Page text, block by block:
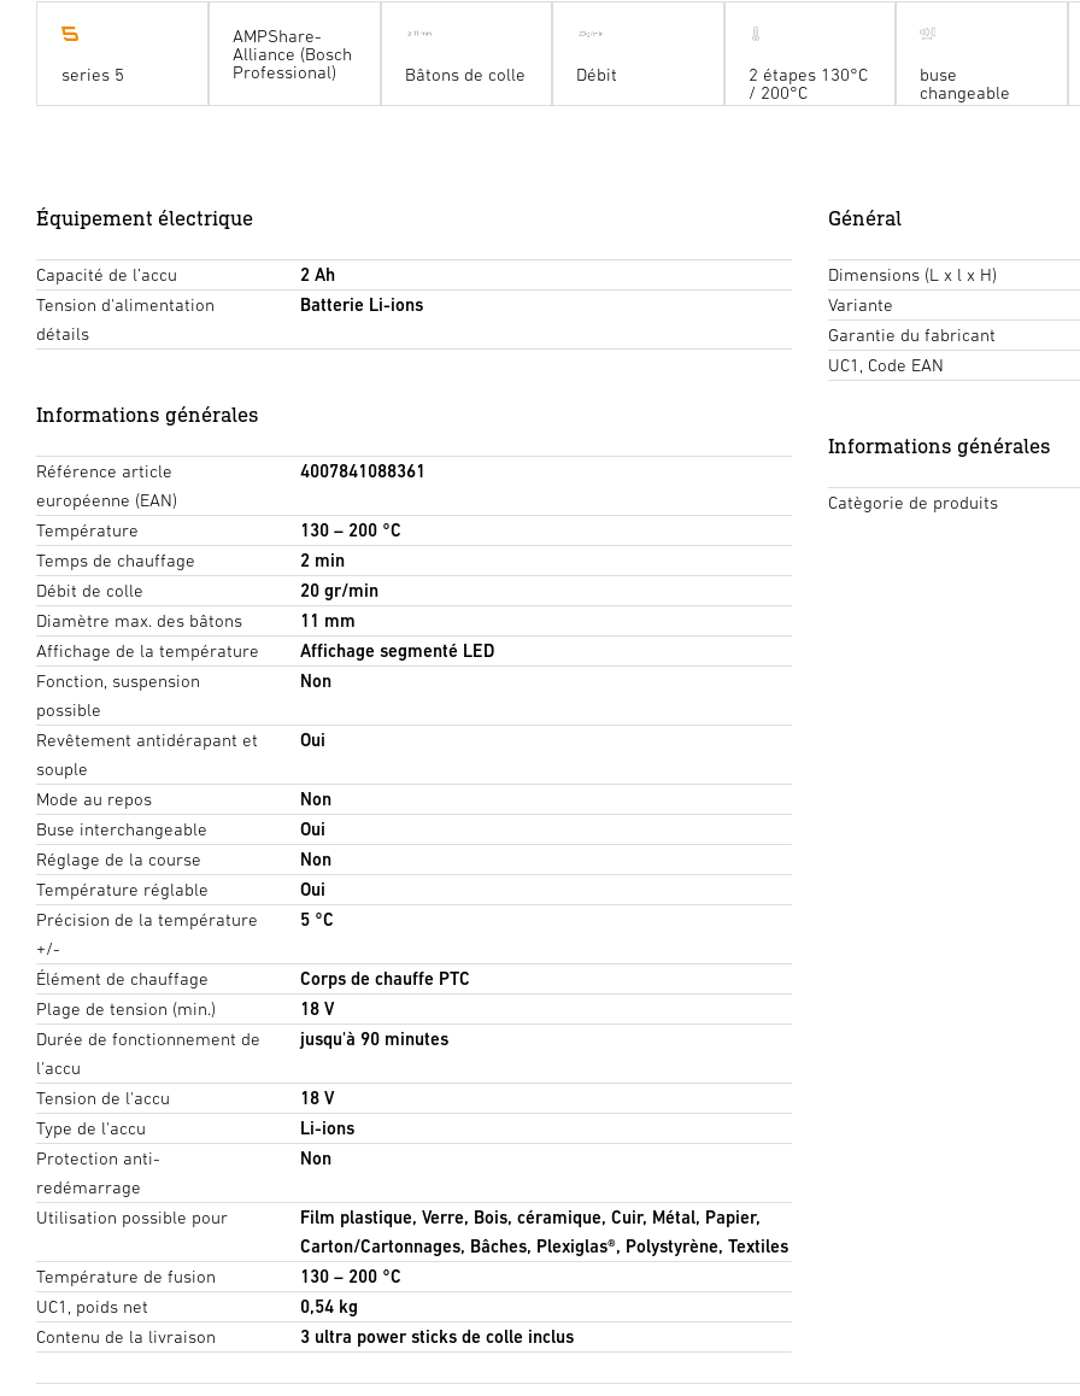
series 5
AMPShare-
Alliance (Bosch
Professional)
Bâtons de colle Débit
2 étapes 130°C
/ 200°C
buse
changeable
Équipement électrique
Capacité de l’accu
2 Ah
Tension d'alimentation
détails
Batterie Li-ions
Informations générales
Référence article
européenne (EAN)
4007841088361
Température
130 – 200 °C
Temps de chauffage
2 min
Débit de colle
20 gr/min
Diamètre max. des bâtons
11 mm
Affichage de la température
Affichage segmenté LED
Fonction, suspension
possible
Non
Revêtement antidérapant et
souple
Oui
Mode au repos
Non
Buse interchangeable
Oui
Réglage de la course
Non
Température réglable
Oui
Précision de la température
+/-
5 °C
Élément de chauffage
Corps de chauffe PTC
Plage de tension (min.)
18 V
Durée de fonctionnement de
l'accu
jusqu'à 90 minutes
Tension de l'accu
18 V
Type de l'accu
Li-ions
Protection anti-
redémarrage
Non
Utilisation possible pour
Film plastique, Verre, Bois, céramique, Cuir, Métal, Papier,
Carton/Cartonnages, Bâches, Plexiglas®, Polystyrène, Textiles
Température de fusion
130 – 200 °C
UC1, poids net
0,54 kg
Contenu de la livraison
3 ultra power sticks de colle inclus
Général
Dimensions (L x l x H)
Variante
Garantie du fabricant
UC1, Code EAN
Informations générales
Catègorie de produits